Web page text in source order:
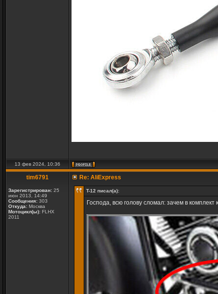
13 фев 2024, 10:36
tim6791
Зарегистрирован: 25
июн 2013, 14:49
Сообщения: 303
Откуда: Москва
Мотоцикл(ы): FLHX
2011
Re: AliExpress
T-12 писал(а):
Господа, всю голову сломал: зачем в